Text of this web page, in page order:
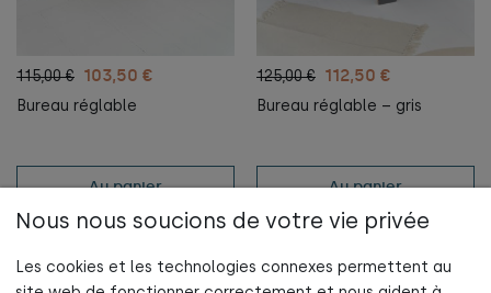
115,00 € 103,50 €
Bureau réglable
Au panier
125,00 € 112,50 €
Bureau réglable – gris
Au panier
Nous nous soucions de votre vie privée
Les cookies et les technologies connexes permettent au